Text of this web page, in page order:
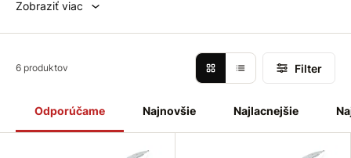
materiálov. Využíva sa v domácnosti, na stavbe i v dielni.
Zobraziť viac
Odporúčame Najnovšie Najlacnejšie
6 produktov Filter